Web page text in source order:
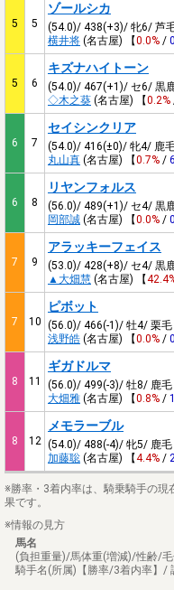
5 5
ゾールシカ
(54.0)/ 438(+3)/ 牝6/ 芦
横井将 (名古屋) 【0.0% /
5 6
キズナハイトーン
(54.0)/ 467(+1)/ セ6/ 黒
◇木之葵 (名古屋) 【0.2%
6 7
セイシンクリア
(54.0)/ 416(±0)/ 牝4/ 鹿
丸山真 (名古屋) 【0.7% /
6 8
リヤンフォルス
(56.0)/ 489(+1)/ セ4/ 黒
岡部誠 (名古屋) 【0.0% /
7 9
アラッキーフェイス
(53.0)/ 428(+8)/ セ4/ 黒
▲大畑慧 (名古屋) 【
7 10
ピボット
(56.0)/ 466(-1)/ 牡4/ 栗毛
浅野皓 (名古屋) 【0.0% /
8 11
ギガドルマ
(56.0)/ 499(-3)/ 牡8/ 鹿毛
大畑雅 (名古屋) 【0.8% /
8 12
メモラーブル
(54.0)/ 488(-4)/ 牝5/ 鹿毛
加藤聡 (名古屋) 【4.4% /
※勝率・3着内率は、騎乗騎手の
果です。
※情報の見方
馬名
(負担重量)/馬体重(増減)/性齢/
騎手名(所属)【勝率/3着内率】/